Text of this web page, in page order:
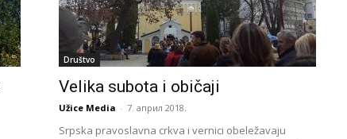
Društvo
Velika subota i običaji
Užice Media - 7. април 2018.
Srpska pravoslavna crkva i vernici obeležavaju